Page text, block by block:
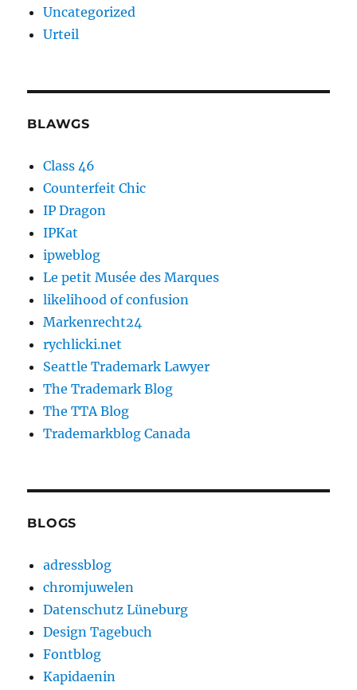
Uncategorized
Urteil
BLAWGS
Class 46
Counterfeit Chic
IP Dragon
IPKat
ipweblog
Le petit Musée des Marques
likelihood of confusion
Markenrecht24
rychlicki.net
Seattle Trademark Lawyer
The Trademark Blog
The TTA Blog
Trademarkblog Canada
BLOGS
adressblog
chromjuwelen
Datenschutz Lüneburg
Design Tagebuch
Fontblog
Kapidaenin